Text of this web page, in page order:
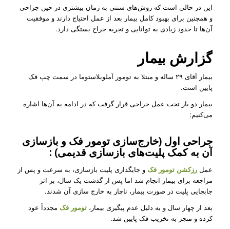
این در حالی‌ است که روش‌های سنتی به زمان بیشتری در حین جراحی
و همچنین برای بهبود کامل بیمار بعد از عمل احتیاج دارند و موفقیت
آن‌ها تا حدود زیادی به توانایی و تجربه جراح بستگی دارد.
گزارش بیمار
بیمار آقای ۲۹ ساله و مبتلا به تومور آملوبلاستوما در سمت چپ فک
پایین است.
بیمار دو بار تحت عمل جراحی قرار گرفت که در ادامه به آن‌ها اشاره
می‌کنیم:
جراحی اول (خارج‌سازی تومور فک و بازسازی
آن به کمک پلیت‌های بازسازی قدیمی) :
عمل رزکشن تومور فکو جایگذاری پلیت بازسازی، به سرعت و پس از
مراجعه برای بیمار انجام شد اما پس از گذشت یک سال، بر اثر
جابجایی پلیت در صورت بیمار، ناچار به خارج سازی آن شدند.
بعد از چهار سال و به دلیل عدم پیگیری بیمار، تومور فکمجدداً عود
کرده و منجر به تخریب فک پایین شد.